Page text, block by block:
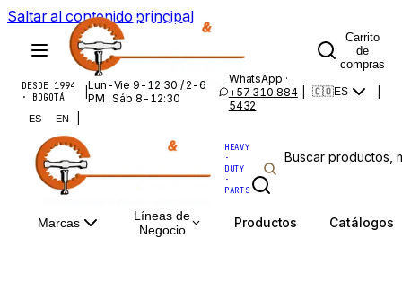
Saltar al contenido principal
Carrito
de
compras
DESDE 1994
· BOGOTÁ
Lun-Vie 9-12:30 / 2-6
PM · Sáb 8-12:30
WhatsApp ·
+57 310 884
5432
🇨🇴ES
ES EN
HEAVY
·
DUTY
·
PARTS
Marcas
Líneas de
Negocio
Productos Catálogos